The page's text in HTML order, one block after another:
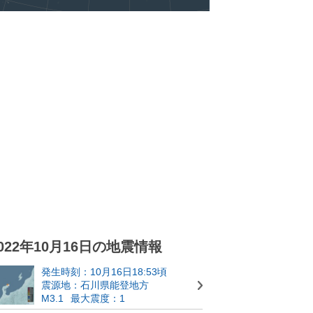
年10月16日の地震情報
発生時刻：10月16日18:53頃
震源地：石川県能登地方
M3.1
最大震度：1